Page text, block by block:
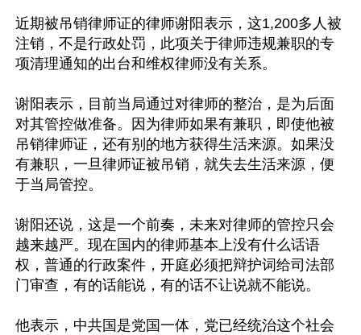
近期被吊销律师证的律师谢阳表示，这1,200多人被
注销，不是行政处罚，此项关于律师违规兼职的专
项清理通知的出台和维权律师没有关系。
谢阳表示，目前当局通过对律师的整治，是为后面
对其管控做准备。因为律师如果有兼职，即使他被
吊销律师证，还有别的地方获得生活来源。如果没
有兼职，一旦律师证被吊销，就失去生活来源，便
于当局管控。
谢阳还说，这是一个前奏，未来对律师的管控只会
越来越严。现在国内的律师基本上没有什么话语
权，普通的行政案件，开庭必须把辩护词给司法部
门审查，有的话能说，有的话不让说就不能说。
他表示，中共国是党国一体，党已经统治这个社会